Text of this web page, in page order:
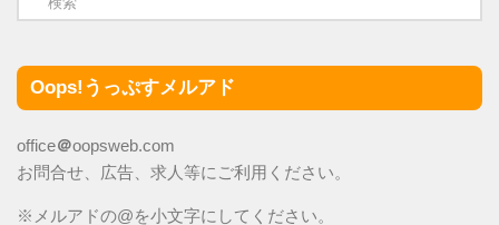
Oops!うっぷすメルアド
office＠oopsweb.com
お問合せ、広告、求人等にご利用ください。
※メルアドの@を小文字にしてください。